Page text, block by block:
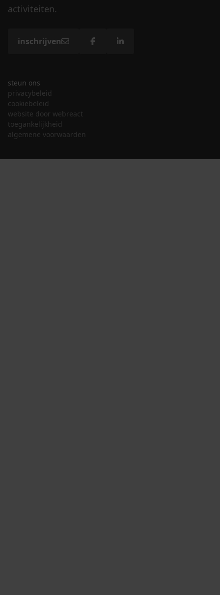
activiteiten.
inschrijven
steun ons
privacybeleid
cookiebeleid
website door webreact
toegankelijkheid
algemene voorwaarden